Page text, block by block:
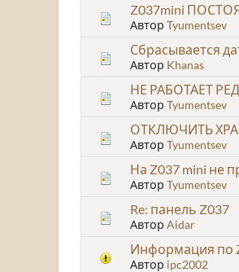
Z037mini
Автор Tyumentsev
Сбрасывается
Автор Khanas
НЕ РАБОТАЕТ
Автор Tyumentsev
ОТКЛЮЧИТЬ
Автор Tyumentsev
На Z037 mini не
Автор Tyumentsev
Re: панель Z037
Автор Aidar
Информация по
Автор ipc2002